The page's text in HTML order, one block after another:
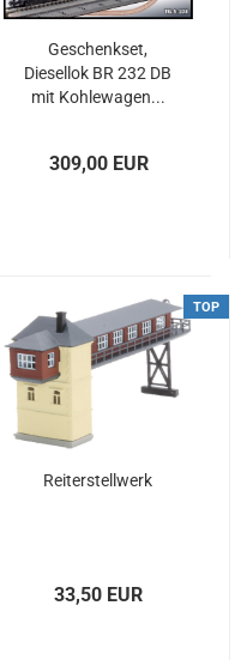
Geschenkset,
Diesellok BR 232 DB
mit Kohlewagen...
309,00 EUR
TOP
Reiterstellwerk
33,50 EUR